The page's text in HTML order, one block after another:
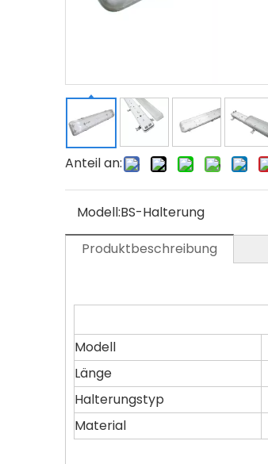
Anteil an:
Modell:BS-Halterung
Produktbeschreibung
Modell
Länge
Halterungstyp
Material